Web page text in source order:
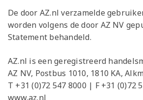
in je agenda
AZ Vrouwen
seizoenkaart
Jong AZ
Seizoenkaart
Business
De door AZ.nl verzamelde
worden volgens de door AZ NV
Statement behandeld.
AZ.nl is een geregistreerd
AZ NV, Postbus 1010, 1810 KA,
T +31 (0)72 547 8000 | F +31 (0)72
www.az.nl